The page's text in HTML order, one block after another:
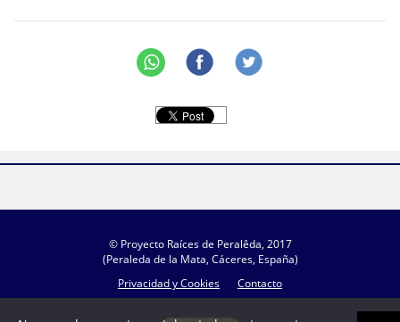
© Proyecto Raíces de Peralêda, 2017
(Peraleda de la Mata, Cáceres, España)
Privacidad y Cookies
Contacto